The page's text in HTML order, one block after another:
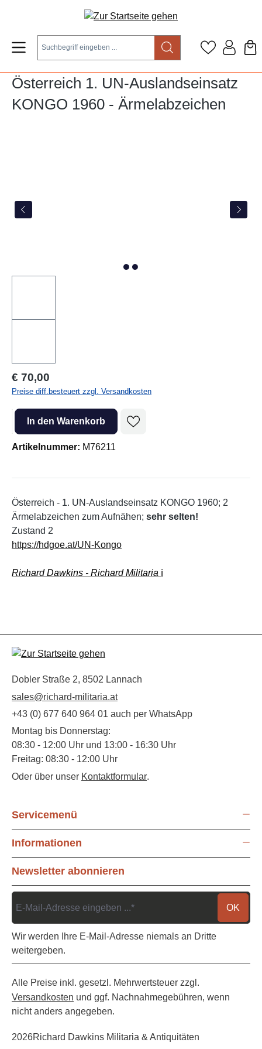
Zum Hauptinhalt springen
Österreich 1. UN-Auslandseinsatz
KONGO 1960 - Ärmelabzeichen
Regulärer Preis:
€ 70,00
Preise diff.besteuert zzgl. Versandkosten
Produkt Anzahl: Gib den gewünschten Wert ein oder benutze die
In den Warenkorb
Artikelnummer: M76211
Österreich - 1. UN-Auslandseinsatz KONGO 1960; 2
Ärmelabzeichen zum Aufnähen; sehr selten!
Zustand 2
https://hdgoe.at/UN-Kongo
Richard Dawkins - Richard Militaria ℹ️
Dobler Straße 2, 8502 Lannach
sales@richard-militaria.at
+43 (0) 677 640 964 01 auch per WhatsApp
Montag bis Donnerstag:
08:30 - 12:00 Uhr und 13:00 - 16:30 Uhr
Freitag: 08:30 - 12:00 Uhr
Oder über unser Kontaktformular.
Servicemenü
Informationen
Newsletter abonnieren
OK
Wir werden Ihre E-Mail-Adresse niemals an Dritte
weitergeben.
Alle Preise inkl. gesetzl. Mehrwertsteuer zzgl.
Versandkosten und ggf. Nachnahmegebühren, wenn
nicht anders angegeben.
2026Richard Dawkins Militaria & Antiquitäten